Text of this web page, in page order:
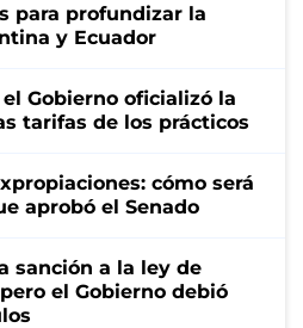
para profundizar la
y Ecuador
Gobierno oficializó la
tarifas de los prácticos
cómo será
aprobó el Senado
sanción a la ley de
el Gobierno debió